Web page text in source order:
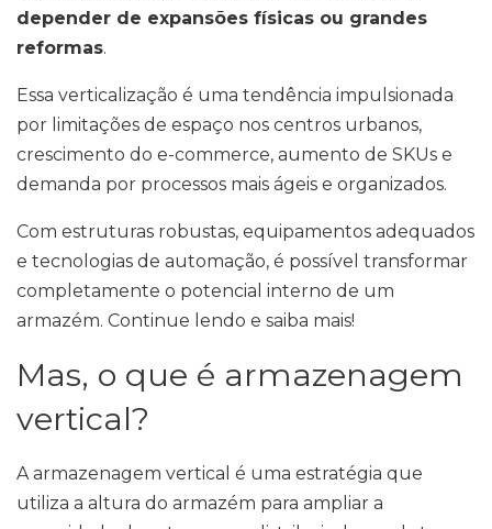
depender de expansões físicas ou grandes
reformas.
Essa verticalização é uma tendência impulsionada
por limitações de espaço nos centros urbanos,
crescimento do e-commerce, aumento de SKUs e
demanda por processos mais ágeis e organizados.
Com estruturas robustas, equipamentos adequados
e tecnologias de automação, é possível transformar
completamente o potencial interno de um
armazém. Continue lendo e saiba mais!
Mas, o que é armazenagem
vertical?
A armazenagem vertical é uma estratégia que
utiliza a altura do armazém para ampliar a